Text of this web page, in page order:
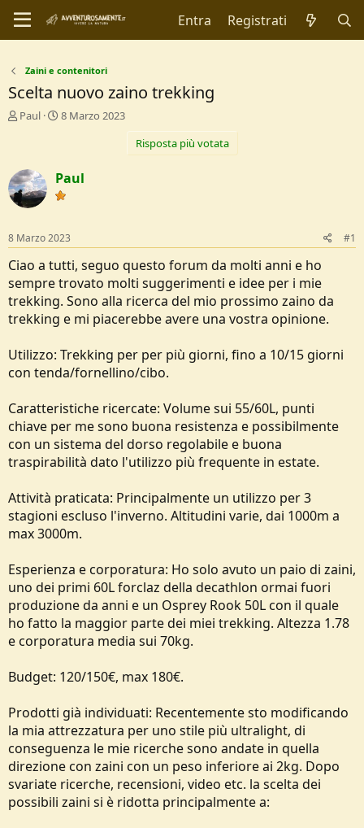
Entra Registrati
Zaini e contenitori
Scelta nuovo zaino trekking
C
t
o
r
D
i
s
u
s
s
o
n
e
Paul
D
d
i
I
i
z
i
o
8 Marzo 2023
Risposta più votata
Paul
8 Marzo 2023 #1
Ciao a tutti, seguo questo forum da molti anni e ho
sempre trovato molti suggerimenti e idee per i mie
trekking. Sono alla ricerca del mio prossimo zaino da
trekking e mi piacerebbe avere una vostra opinione.
Utilizzo: Trekking per per più giorni, fino a 10/15 giorni
con tenda/fornellino/cibo.
Caratteristiche ricercate: Volume sui 55/60L, punti
chiave per me sono buona resistenza e possibilmente
con un sistema del dorso regolabile e buona
traspirabilità dato l'utilizzo più frequente in estate.
Attività praticata: Principalmente un utilizzo per 3
stagioni escluso l'inverno. Altitudini varie, dai 1000m a
max 3000m.
Esperienza e corporatura: Ho solo avuto un paio di zaini,
uno dei primi 60L forclaz della decathlon ormai fuori
produzione da anni e un Osprey Rook 50L con il quale
ho fatto la maggior parte dei miei trekking. Altezza 1.78
e corporatura media sui 70kg.
Budget: 120/150€, max 180€.
Prodotti già individuati: Recentemente sto modificando
la mia attrezzatura per uno stile più ultralight, di
conseguenza le mie ricerche sono andate in quella
direzione con zaini con un peso inferiore ai 2kg. Dopo
svariate ricerche, recensioni, video etc. la scelta dei
possibili zaini si è ridotta principalmente a: